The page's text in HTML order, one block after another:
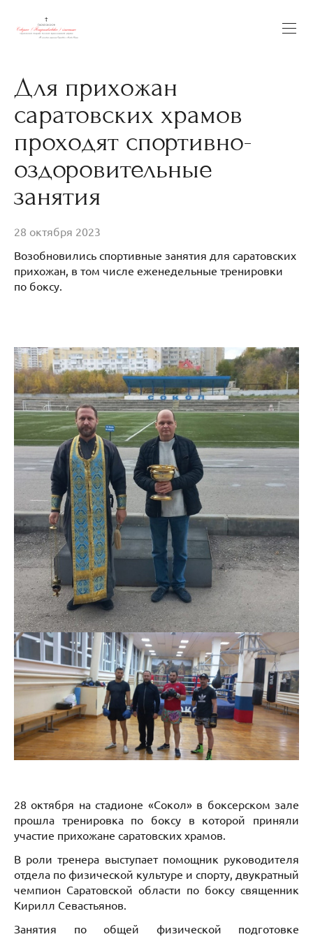
Для прихожан
саратовских храмов
проходят спортивно-
оздоровительные
занятия
28 октября 2023
Возобновились спортивные занятия для саратовских
прихожан, в том числе еженедельные тренировки
по боксу.
28 октября на стадионе «Сокол» в боксерском зале
прошла тренировка по боксу в которой приняли
участие прихожане саратовских храмов.
В роли тренера выступает помощник руководителя
отдела по физической культуре и спорту, двукратный
чемпион Саратовской области по боксу священник
Кирилл Севастьянов.
Занятия по общей физической подготовке